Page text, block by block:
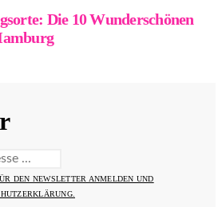
Die 10 Wunderschönen
DEN NEWSLETTER ANMELDEN UND